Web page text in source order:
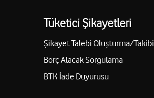
Tüketici Şikayetleri
Şikayet Talebi Oluşturma/Takibi
Borç Alacak Sorgulama
BTK İade Duyurusu